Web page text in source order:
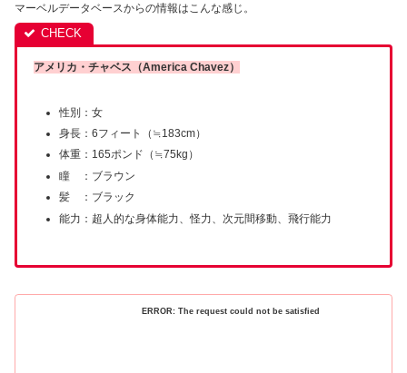
マーベルデータベースからの情報はこんな感じ。
アメリカ・チャベス（America Chavez）
性別：女
身長：6フィート（≒183cm）
体重：165ポンド（≒75kg）
瞳 ：ブラウン
髪 ：ブラック
能力：超人的な身体能力、怪力、次元間移動、飛行能力
ERROR: The request could not be satisfied